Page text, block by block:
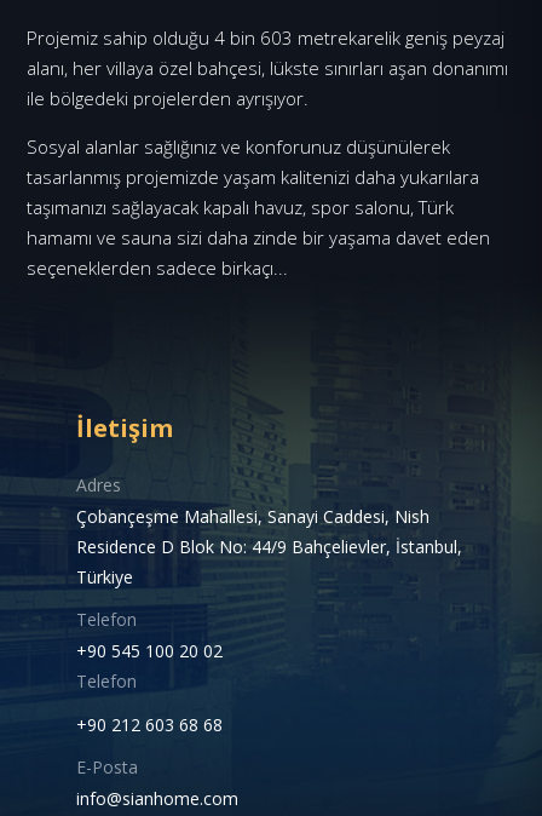
Projemiz sahip olduğu 4 bin 603 metrekarelik geniş peyzaj
alanı, her villaya özel bahçesi, lükste sınırları aşan donanımı
ile bölgedeki projelerden ayrışıyor.
Sosyal alanlar sağlığınız ve konforunuz düşünülerek
tasarlanmış projemizde yaşam kalitenizi daha yukarılara
taşımanızı sağlayacak kapalı havuz, spor salonu, Türk
hamamı ve sauna sizi daha zinde bir yaşama davet eden
seçeneklerden sadece birkaçı...
İletişim
Adres
Çobançeşme Mahallesi, Sanayi Caddesi, Nish
Residence D Blok No: 44/9 Bahçelievler, İstanbul,
Türkiye
Telefon
+90 545 100 20 02
Telefon
+90 212 603 68 68
E-Posta
info@sianhome.com